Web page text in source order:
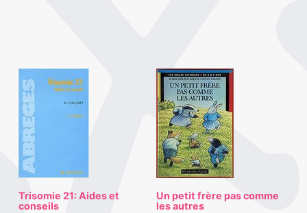
Trisomie 21: Aides et
conseils
Un petit frère pas comme
les autres